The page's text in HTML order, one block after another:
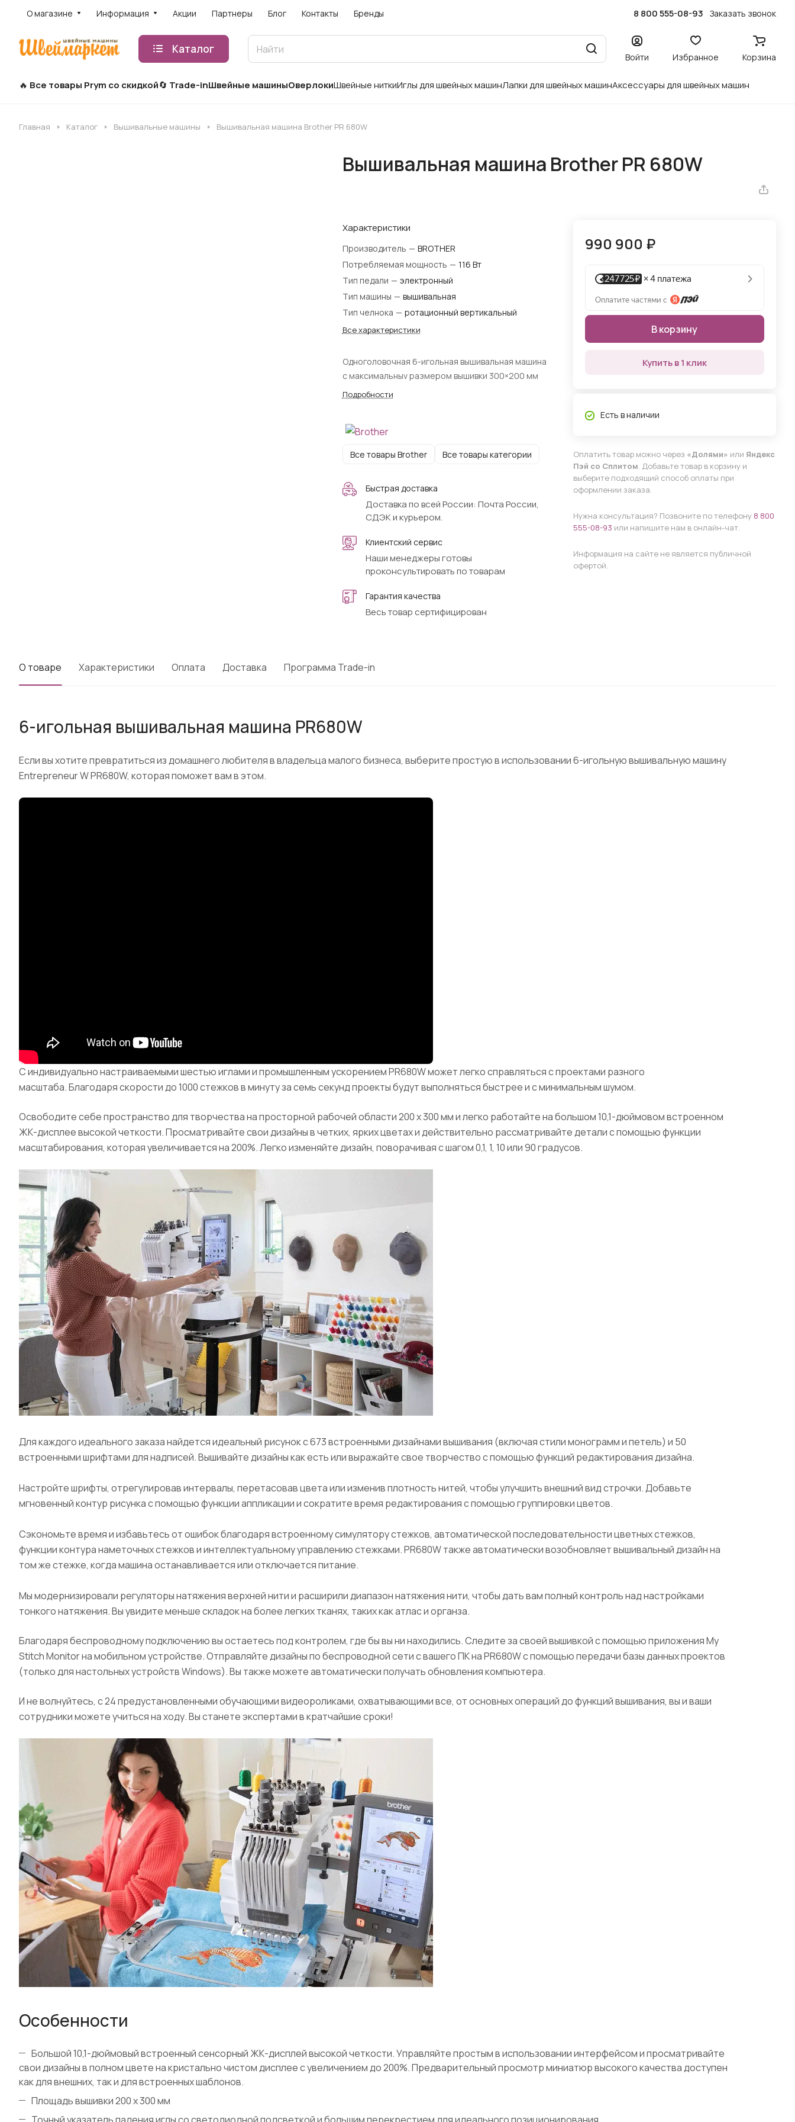
О магазине Информация Акции Партнеры Блог Контакты Бренды 8 800 555-08-93 Заказать звонок
Каталог
Войти Избранное Корзина
Все товары Prym со скидкой Trade-inШвейные машиныОверлокиШвейные ниткиИглы для швейных машинЛапки для швейных машинАксессуары для швейных машин
Главная Каталог Вышивальные машины Вышивальная машина Brother PR 680W
Вышивальная машина Brother PR 680W
Характеристики
Производитель — BROTHER
Потребляемая мощность — 116 Вт
Тип педали — электронный
Тип машины — вышивальная
Тип челнока — ротационный вертикальный
Все характеристики
Одноголовочная 6-игольная вышивальная машина
c максимальныv размером вышивки 300×200 мм
Подробности
Все товары Brother Все товары категории
Быстрая доставка
Доставка по всей России: Почта России,
СДЭК и курьером.
Клиентский сервис
Наши менеджеры готовы
проконсультировать по товарам
Гарантия качества
Весь товар сертифицирован
990 900 ₽
В корзину
Купить в 1 клик
Есть в наличии
Оплатить товар можно через «Долями» или Яндекс
Пэй со Сплитом. Добавьте товар в корзину и
выберите подходящий способ оплаты при
оформлении заказа.
Нужна консультация? Позвоните по телефону 8 800
555-08-93 или напишите нам в онлайн-чат.
Информация на сайте не является публичной
офертой.
О товаре Характеристики Оплата Доставка Программа Trade-in
6-игольная вышивальная машина PR680W
Если вы хотите превратиться из домашнего любителя в владельца малого бизнеса, выберите простую в использовании 6-игольную вышивальную машину
Entrepreneur W PR680W, которая поможет вам в этом.
С индивидуально настраиваемыми шестью иглами и промышленным ускорением PR680W может легко справляться с проектами разного
масштаба. Благодаря скорости до 1000 стежков в минуту за семь секунд проекты будут выполняться быстрее и с минимальным шумом.
Освободите себе пространство для творчества на просторной рабочей области 200 x 300 мм и легко работайте на большом 10,1-дюймовом встроенном
ЖК-дисплее высокой четкости. Просматривайте свои дизайны в четких, ярких цветах и ​​действительно рассматривайте детали с помощью функции
масштабирования, которая увеличивается на 200%. Легко изменяйте дизайн, поворачивая с шагом 0,1, 1, 10 или 90 градусов.
Для каждого идеального заказа найдется идеальный рисунок с 673 встроенными дизайнами вышивания (включая стили монограмм и петель) и 50
встроенными шрифтами для надписей. Вышивайте дизайны как есть или выражайте свое творчество с помощью функций редактирования дизайна.
Настройте шрифты, отрегулировав интервалы, перетасовав цвета или изменив плотность нитей, чтобы улучшить внешний вид строчки. Добавьте
мгновенный контур рисунка с помощью функции аппликации и сократите время редактирования с помощью группировки цветов.
Сэкономьте время и избавьтесь от ошибок благодаря встроенному симулятору стежков, автоматической последовательности цветных стежков,
функции контура наметочных стежков и интеллектуальному управлению стежками. PR680W также автоматически возобновляет вышивальный дизайн на
том же стежке, когда машина останавливается или отключается питание.
Мы модернизировали регуляторы натяжения верхней нити и расширили диапазон натяжения нити, чтобы дать вам полный контроль над настройками
тонкого натяжения. Вы увидите меньше складок на более легких тканях, таких как атлас и органза.
Благодаря беспроводному подключению вы остаетесь под контролем, где бы вы ни находились. Следите за своей вышивкой с помощью приложения My
Stitch Monitor на мобильном устройстве. Отправляйте дизайны по беспроводной сети с вашего ПК на PR680W с помощью передачи базы данных проектов
(только для настольных устройств Windows). Вы также можете автоматически получать обновления компьютера.
И не волнуйтесь, с 24 предустановленными обучающими видеороликами, охватывающими все, от основных операций до функций вышивания, вы и ваши
сотрудники можете учиться на ходу. Вы станете экспертами в кратчайшие сроки!
Особенности
Большой 10,1-дюймовый встроенный сенсорный ЖК-дисплей высокой четкости. Управляйте простым в использовании интерфейсом и просматривайте
свои дизайны в полном цвете на кристально чистом дисплее с увеличением до 200%. Предварительный просмотр миниатюр высокого качества доступен
как для внешних, так и для встроенных шаблонов.
Площадь вышивки 200 х 300 мм